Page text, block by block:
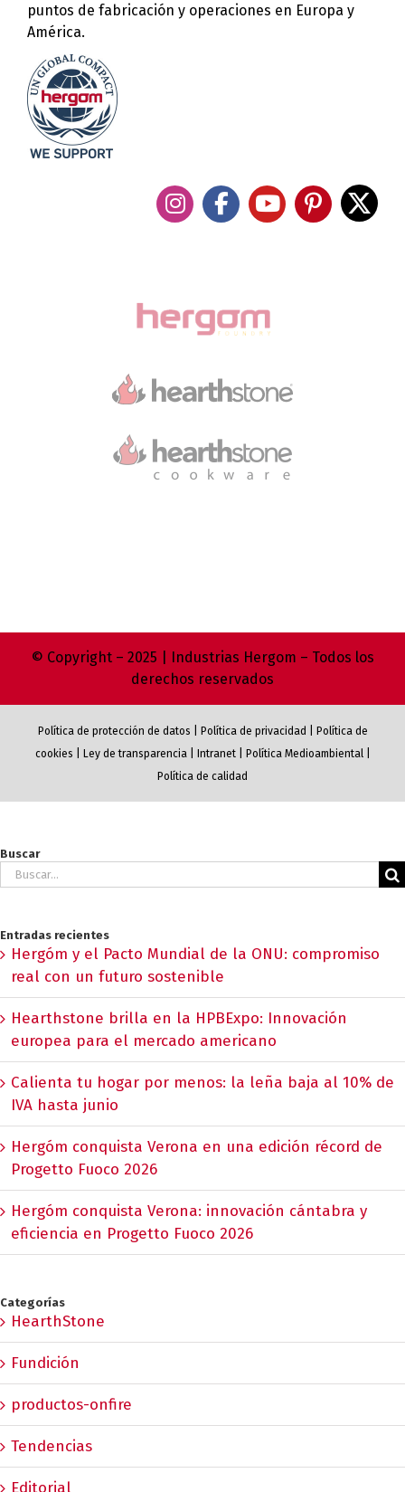
puntos de fabricación y operaciones en Europa y
América.
© Copyright – 2025 | Industrias Hergom – Todos los
derechos reservados
Política de protección de datos Política de privacidad
Política de
cookies
Ley de transparencia| Intranet| Política Medioambiental|
Política de calidad
Buscar
Buscar:
Entradas recientes
Hergóm y el Pacto Mundial de la ONU: compromiso
real con un futuro sostenible
Hearthstone brilla en la HPBExpo: Innovación
europea para el mercado americano
Calienta tu hogar por menos: la leña baja al 10% de
IVA hasta junio
Hergóm conquista Verona en una edición récord de
Progetto Fuoco 2026
Hergóm conquista Verona: innovación cántabra y
eficiencia en Progetto Fuoco 2026
Categorías
HearthStone
Fundición
productos-onfire
Tendencias
Editorial